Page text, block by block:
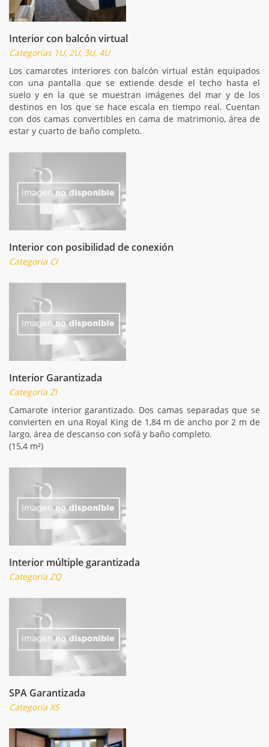
Interior con balcón virtual
Categorías 1U, 2U, 3U, 4U
Los camarotes interiores con balcón virtual están equipados
con una pantalla que se extiende desde el techo hasta el
suelo y en la que se muestran imágenes del mar y de los
destinos en los que se hace escala en tiempo real. Cuentan
con dos camas convertibles en cama de matrimonio, área de
estar y cuarto de baño completo.
Interior con posibilidad de conexión
Categoría CI
Interior Garantizada
Categoría ZI
Camarote interior garantizado. Dos camas separadas que se
convierten en una Royal King de 1,84 m de ancho por 2 m de
largo, área de descanso con sofá y baño completo.
(15,4 m²)
Interior múltiple garantizada
Categoría ZQ
SPA Garantizada
Categoría XS